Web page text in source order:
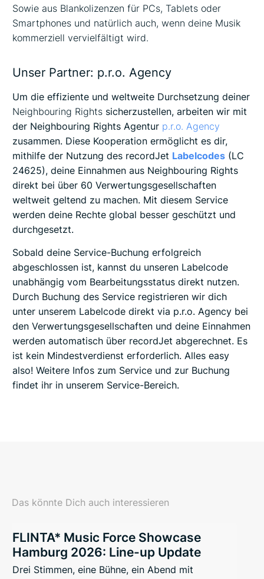
Sowie aus Blankolizenzen für PCs, Tablets oder
Smartphones und natürlich auch, wenn deine Musik
kommerziell vervielfältigt wird.
Unser Partner: p.r.o. Agency
Um die effiziente und weltweite Durchsetzung deiner
Neighbouring Rights sicherzustellen, arbeiten wir mit
der Neighbouring Rights Agentur p.r.o. Agency
zusammen. Diese Kooperation ermöglicht es dir,
mithilfe der Nutzung des recordJet Labelcodes (LC
24625), deine Einnahmen aus Neighbouring Rights
direkt bei über 60 Verwertungsgesellschaften
weltweit geltend zu machen. Mit diesem Service
werden deine Rechte global besser geschützt und
durchgesetzt.
Sobald deine Service-Buchung erfolgreich
abgeschlossen ist, kannst du unseren Labelcode
unabhängig vom Bearbeitungsstatus direkt nutzen.
Durch Buchung des Service registrieren wir dich
unter unserem Labelcode direkt via p.r.o. Agency bei
den Verwertungsgesellschaften und deine Einnahmen
werden automatisch über recordJet abgerechnet. Es
ist kein Mindestverdienst erforderlich. Alles easy
also! Weitere Infos zum Service und zur Buchung
findet ihr in unserem Service-Bereich.
Das könnte Dich auch interessieren
FLINTA* Music Force Showcase
Hamburg 2026: Line-up Update
Drei Stimmen, eine Bühne, ein Abend mit